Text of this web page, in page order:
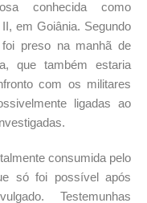
conhecida como
em Goiânia. Segundo
preso na manhã de
que também estaria
com os militares
ligadas ao
consumida pelo
só foi possível após
Testemunhas